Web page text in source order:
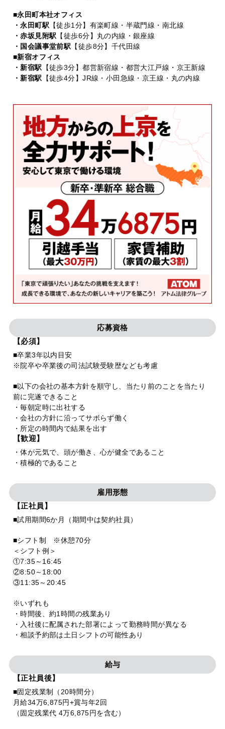
■永田町本社オフィス
・永田町駅 【徒歩1分】有楽町線・半蔵門線・南北線
・赤坂見附駅 【徒歩6分】丸の内線・銀座線
・国会議事堂前駅 【徒歩8分】千代田線
■新宿オフィス
・新宿駅 【徒歩3分】都営新宿線・都営大江戸線・京王新線
・新宿駅 【徒歩4分】JR線・小田急線・京王線・丸の内線
応募資格
【必須】
■卒業3年以内目安
※院卒や卒業後の司法試験受験歴なども考慮
■以下の会社の基本方針を順守し、当たり前のことを当たり
前に完遂できること
・毎朝定時に出社する
・会社の方針に沿ってサボらず働く
・所定の時間内で結果を出す
【歓迎】
・体が元気で、頭が働き、心が健全であること
・積極的であること
雇用形態
【正社員】
■試用期間6か月（期間中は契約社員）
■シフト制 ※休憩70分
＜シフト例＞
①7:35～16:45
②8:50～18:00
③11:35～20:45
※いずれも
・時間後、約1時間の残業あり
・入社後に配属された部署によって勤務時間が異なる
・相談予約部は土日シフトの可能性あり
給与
【正社員後】
■固定残業制（20時間分）
月給34万6,875円+賞与年2回
（固定残業代 4万6,875円を含む）